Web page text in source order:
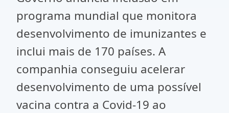
programa mundial que monitora
desenvolvimento de imunizantes e
inclui mais de 170 países. A
companhia conseguiu acelerar
desenvolvimento de uma possível
vacina contra a Covid-19 ao